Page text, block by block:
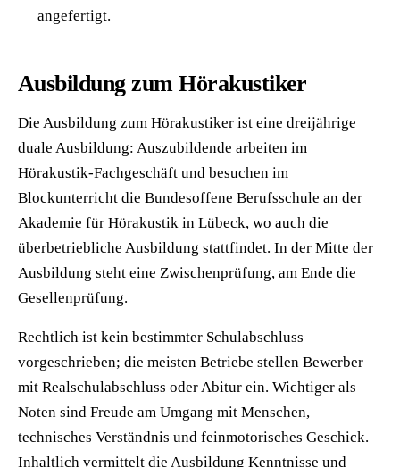
angefertigt.
Ausbildung zum Hörakustiker
Die Ausbildung zum Hörakustiker ist eine dreijährige
duale Ausbildung: Auszubildende arbeiten im
Hörakustik-Fachgeschäft und besuchen im
Blockunterricht die Bundesoffene Berufsschule an der
Akademie für Hörakustik in Lübeck, wo auch die
überbetriebliche Ausbildung stattfindet. In der Mitte der
Ausbildung steht eine Zwischenprüfung, am Ende die
Gesellenprüfung.
Rechtlich ist kein bestimmter Schulabschluss
vorgeschrieben; die meisten Betriebe stellen Bewerber
mit Realschulabschluss oder Abitur ein. Wichtiger als
Noten sind Freude am Umgang mit Menschen,
technisches Verständnis und feinmotorisches Geschick.
Inhaltlich vermittelt die Ausbildung Kenntnisse und